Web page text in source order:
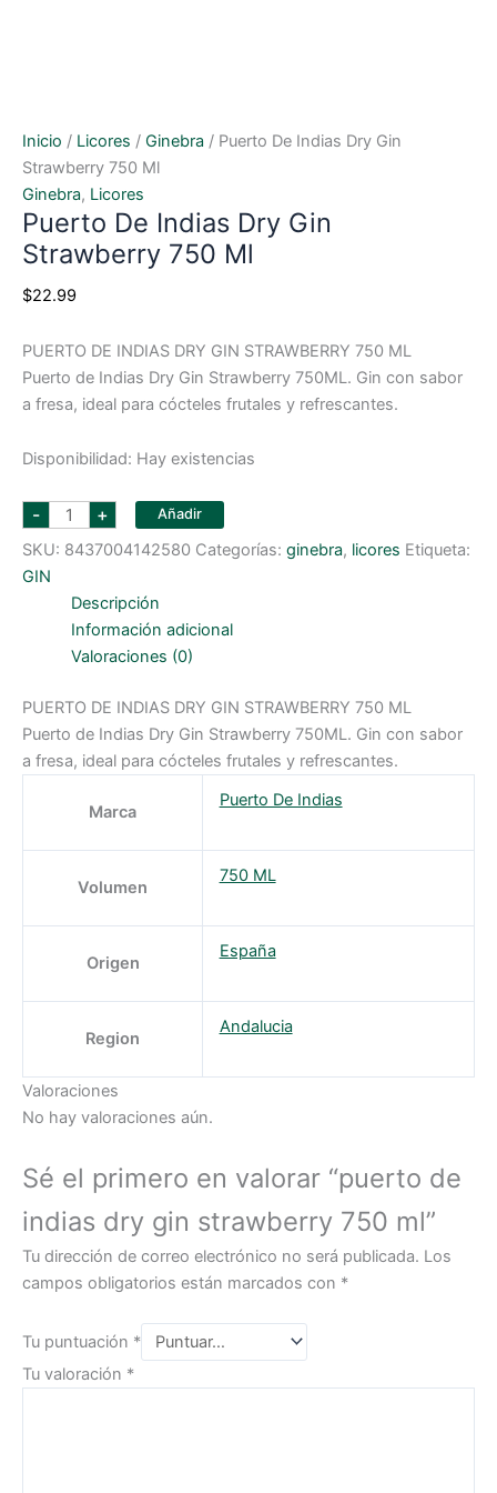
Inicio / Licores / Ginebra / Puerto De Indias Dry Gin
Strawberry 750 Ml
Ginebra, Licores
Puerto De Indias Dry Gin
Strawberry 750 Ml
$22.99
PUERTO DE INDIAS DRY GIN STRAWBERRY 750 ML
Puerto de Indias Dry Gin Strawberry 750ML. Gin con sabor
a fresa, ideal para cócteles frutales y refrescantes.
Disponibilidad: Hay existencias
- puerto
de
indias
dry
gin
strawberry
750
cantidad
+ Añadir
SKU: 8437004142580 Categorías: ginebra, licores Etiqueta:
GIN
Descripción
Información adicional
Valoraciones (0)
PUERTO DE INDIAS DRY GIN STRAWBERRY 750 ML
Puerto de Indias Dry Gin Strawberry 750ML. Gin con sabor
a fresa, ideal para cócteles frutales y refrescantes.
Marca
Puerto De Indias
Volumen
750 ML
Origen
España
Region
Andalucia
Valoraciones
No hay valoraciones aún.
Sé el primero en valorar “puerto de
indias dry gin strawberry 750 ml”
Tu dirección de correo electrónico no será publicada. Los
campos obligatorios están marcados con *
Tu puntuación *
Tu valoración *